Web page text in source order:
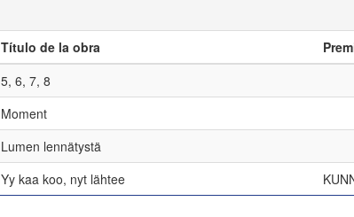
Título de la obra
5, 6, 7, 8
Moment
Lumen lennätystä
Yy kaa koo, nyt lähtee